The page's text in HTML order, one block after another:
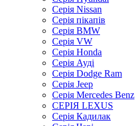
Серія Nissan
Серія пікапів
Серія BMW
Серія VW
Серія Honda
Серія Ауді
Серія Dodge Ram
Серія Jeep
Серія Mercedes Benz
СЕРІЯ LEXUS
Серія Кадилак